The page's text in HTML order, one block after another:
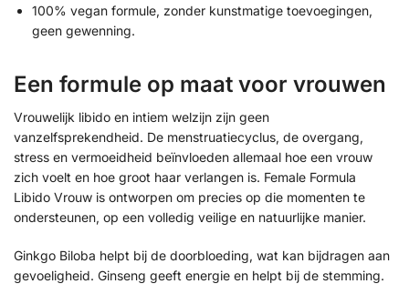
100% vegan formule, zonder kunstmatige toevoegingen,
geen gewenning.
Een formule op maat voor vrouwen
Vrouwelijk libido en intiem welzijn zijn geen
vanzelfsprekendheid. De menstruatiecyclus, de overgang,
stress en vermoeidheid beïnvloeden allemaal hoe een vrouw
zich voelt en hoe groot haar verlangen is. Female Formula
Libido Vrouw is ontworpen om precies op die momenten te
ondersteunen, op een volledig veilige en natuurlijke manier.
Ginkgo Biloba helpt bij de doorbloeding, wat kan bijdragen aan
gevoeligheid. Ginseng geeft energie en helpt bij de stemming.